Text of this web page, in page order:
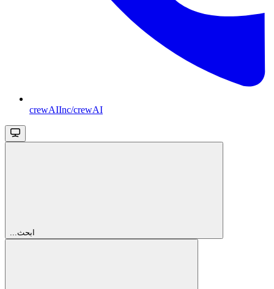
crewAIInc/crewAI
...ابحث